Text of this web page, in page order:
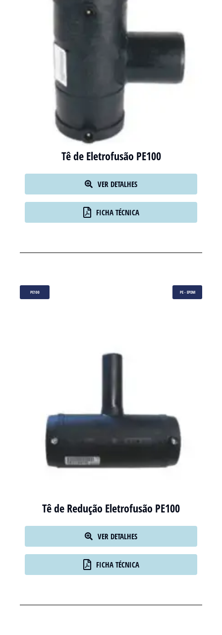
Tê de Eletrofusão PE100
VER DETALHES
FICHA TÉCNICA
PE100 PE - EPDM
Tê de Redução Eletrofusão PE100
VER DETALHES
FICHA TÉCNICA